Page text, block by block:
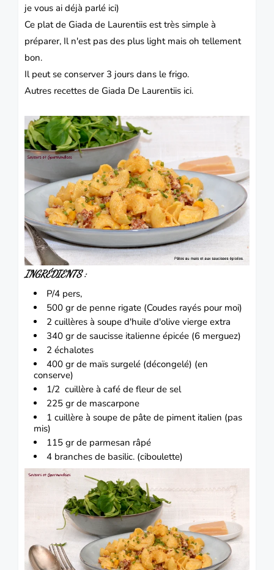
je vous ai déjà parlé ici)
Ce plat de Giada de Laurentiis est très simple à
préparer, Il n'est pas des plus light mais oh tellement
bon.
Il peut se conserver 3 jours dans le frigo.
Autres recettes de Giada De Laurentiis ici.
INGRÉDIENTS :
P/4 pers,
500 gr de penne rigate (Coudes rayés pour moi)
2 cuillères à soupe d'huile d'olive vierge extra
340 gr de saucisse italienne épicée (6 merguez)
2 échalotes
400 gr de maïs surgelé (décongelé) (en
conserve)
1/2 cuillère à café de fleur de sel
225 gr de mascarpone
1 cuillère à soupe de pâte de piment italien (pas
mis)
115 gr de parmesan râpé
4 branches de basilic. (ciboulette)